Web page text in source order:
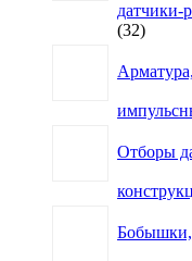
датчики-
3232
Отборы